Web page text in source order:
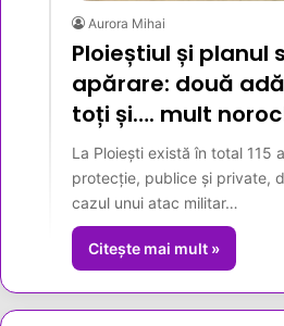
Aurora Mihai
Ploieștiul și planul
apărare: două
toți și…. mult
La Ploiești există în total 115
protecție, publice și private,
cazul unui atac militar…
Citește mai mult »